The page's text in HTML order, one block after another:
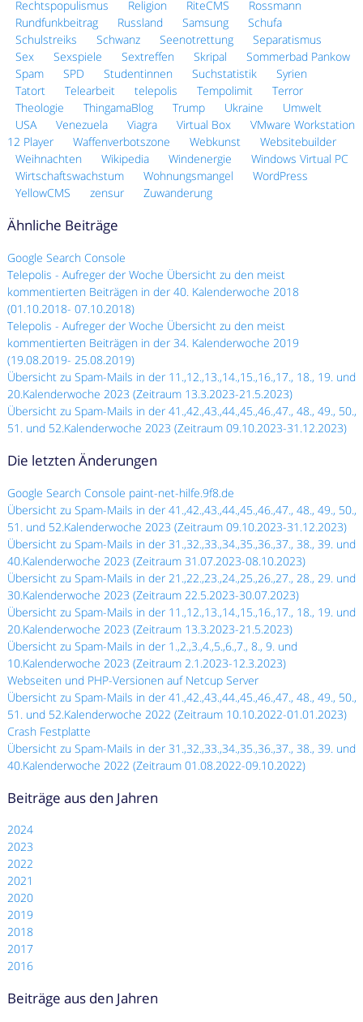
Rechtspopulismus Religion RiteCMS
Rossmann
Rundfunkbeitrag
Russland Samsung
Schufa
Schulstreiks
Schwanz Seenotrettung
Separatismus
Sex
Sexspiele Sextreffen Skripal
Sommerbad Pankow
Spam
SPD Studentinnen Suchstatistik
Syrien
Tatort
Telearbeit telepolis Tempolimit
Terror
Theologie
ThingamaBlog Trump Ukraine
Umwelt
USA
Venezuela Viagra Virtual Box
VMware Workstation
12 Player
Waffenverbotszone Webkunst
Websitebuilder
Weihnachten
Wikipedia Windenergie
Windows Virtual PC
Wirtschaftswachstum
Wohnungsmangel
WordPress
YellowCMS
zensur Zuwanderung
Ähnliche Beiträge
Google Search Console
Telepolis - Aufreger der Woche Übersicht zu den meist
kommentierten Beiträgen in der 40. Kalenderwoche 2018
(01.10.2018- 07.10.2018)
Telepolis - Aufreger der Woche Übersicht zu den meist
kommentierten Beiträgen in der 34. Kalenderwoche 2019
(19.08.2019- 25.08.2019)
Übersicht zu Spam-Mails in der 11.,12.,13.,14.,15.,16.,17., 18., 19. und
20.Kalenderwoche 2023 (Zeitraum 13.3.2023-21.5.2023)
Übersicht zu Spam-Mails in der 41.,42.,43.,44.,45.,46.,47., 48., 49., 50.,
51. und 52.Kalenderwoche 2023 (Zeitraum 09.10.2023-31.12.2023)
Die letzten Änderungen
Google Search Console paint-net-hilfe.9f8.de
Übersicht zu Spam-Mails in der 41.,42.,43.,44.,45.,46.,47., 48., 49., 50.,
51. und 52.Kalenderwoche 2023 (Zeitraum 09.10.2023-31.12.2023)
Übersicht zu Spam-Mails in der 31.,32.,33.,34.,35.,36.,37., 38., 39. und
40.Kalenderwoche 2023 (Zeitraum 31.07.2023-08.10.2023)
Übersicht zu Spam-Mails in der 21.,22.,23.,24.,25.,26.,27., 28., 29. und
30.Kalenderwoche 2023 (Zeitraum 22.5.2023-30.07.2023)
Übersicht zu Spam-Mails in der 11.,12.,13.,14.,15.,16.,17., 18., 19. und
20.Kalenderwoche 2023 (Zeitraum 13.3.2023-21.5.2023)
Übersicht zu Spam-Mails in der 1.,2.,3.,4.,5.,6.,7., 8., 9. und
10.Kalenderwoche 2023 (Zeitraum 2.1.2023-12.3.2023)
Webseiten und PHP-Versionen auf Netcup Server
Übersicht zu Spam-Mails in der 41.,42.,43.,44.,45.,46.,47., 48., 49., 50.,
51. und 52.Kalenderwoche 2022 (Zeitraum 10.10.2022-01.01.2023)
Crash Festplatte
Übersicht zu Spam-Mails in der 31.,32.,33.,34.,35.,36.,37., 38., 39. und
40.Kalenderwoche 2022 (Zeitraum 01.08.2022-09.10.2022)
Beiträge aus den Jahren
2024
2023
2022
2021
2020
2019
2018
2017
2016
Beiträge aus den Jahren